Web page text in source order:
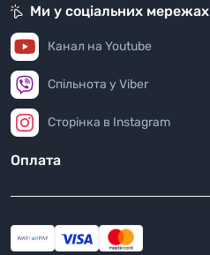
Ми у соціальних мережах
Канал на Youtube
Спільнота у Viber
Сторінка в Instagram
Оплата